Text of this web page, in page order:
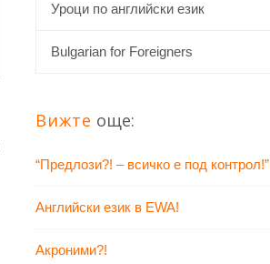
Уроци по английски език
Bulgarian for Foreigners
Вижте още:
“Предлози?! – всичко е под контрол!”
Английски език в EWA!
Акроними?!